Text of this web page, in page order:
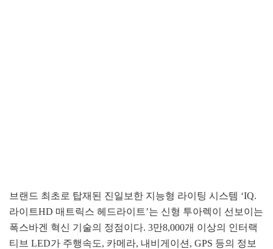
브랜드 최초로 탑재된 진일보한 지능형 라이팅 시스템 ‘IQ.
라이트HD 매트릭스 헤드라이트’는 신형 투아렉이 선보이는
폭스바겐 혁신 기술의 정점이다. 3만8,000개 이상의 인터랙
티브 LED가 주행속도, 카메라, 내비게이션, GPS 등의 정보